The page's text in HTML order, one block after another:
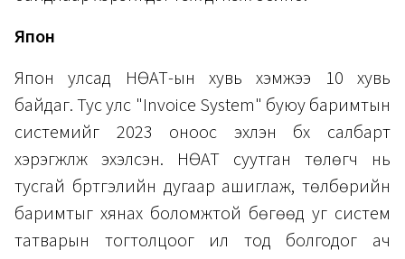
Япон
Япон улсад НӨАТ-ын хувь хэмжээ 10 хувь
байдаг. Тус улс "Invoice System" буюу баримтын
системийг 2023 оноос эхлэн бүх салбарт
хэрэгжүүлж эхэлсэн. НӨАТ суутган төлөгч нь
тусгай бүртгэлийн дугаар ашиглаж, төлбөрийн
баримтыг хянах боломжтой бөгөөд уг систем
татварын тогтолцоог ил тод болгодог ач